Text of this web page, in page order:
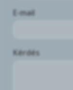
E-mail
Kérdés